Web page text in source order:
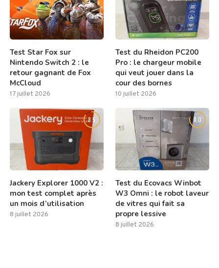
Test Star Fox sur
Nintendo Switch 2 : le
retour gagnant de Fox
McCloud
17 juillet 2026
Test du Rheidon PC200
Pro : le chargeur mobile
qui veut jouer dans la
cour des bornes
10 juillet 2026
8.5
Jackery Explorer 1000 V2 :
mon test complet après
un mois d’utilisation
8 juillet 2026
8.0
Test du Ecovacs Winbot
W3 Omni : le robot laveur
de vitres qui fait sa
propre lessive
8 juillet 2026